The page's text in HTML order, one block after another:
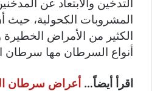
التدخين والابتعاد عن
المشروبات الكحولية، حيث
الكثير من الأمراض
أنواع السرطان مها سرطان
اقرأ أيضاً… أعراض سرطان